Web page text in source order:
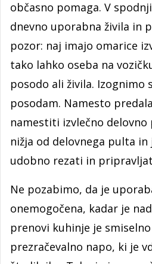
občasno pomaga. V
dnevno uporabna živila in
pozor: naj imajo omarice
tako lahko oseba na
posodo ali živila. Izognimo
posodam. Namesto
namestiti izvlečno delovno
nižja od delovnega pulta in
udobno rezati in
Ne pozabimo, da je
onemogočena, kadar je
prenovi kuhinje je
prezračevalno napo, ki je